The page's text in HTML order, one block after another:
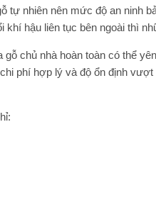
nhiên nên mức độ an ninh
hậu liên tục bên ngoài thì
chủ nhà hoàn toàn có thể
phí hợp lý và độ ổn định